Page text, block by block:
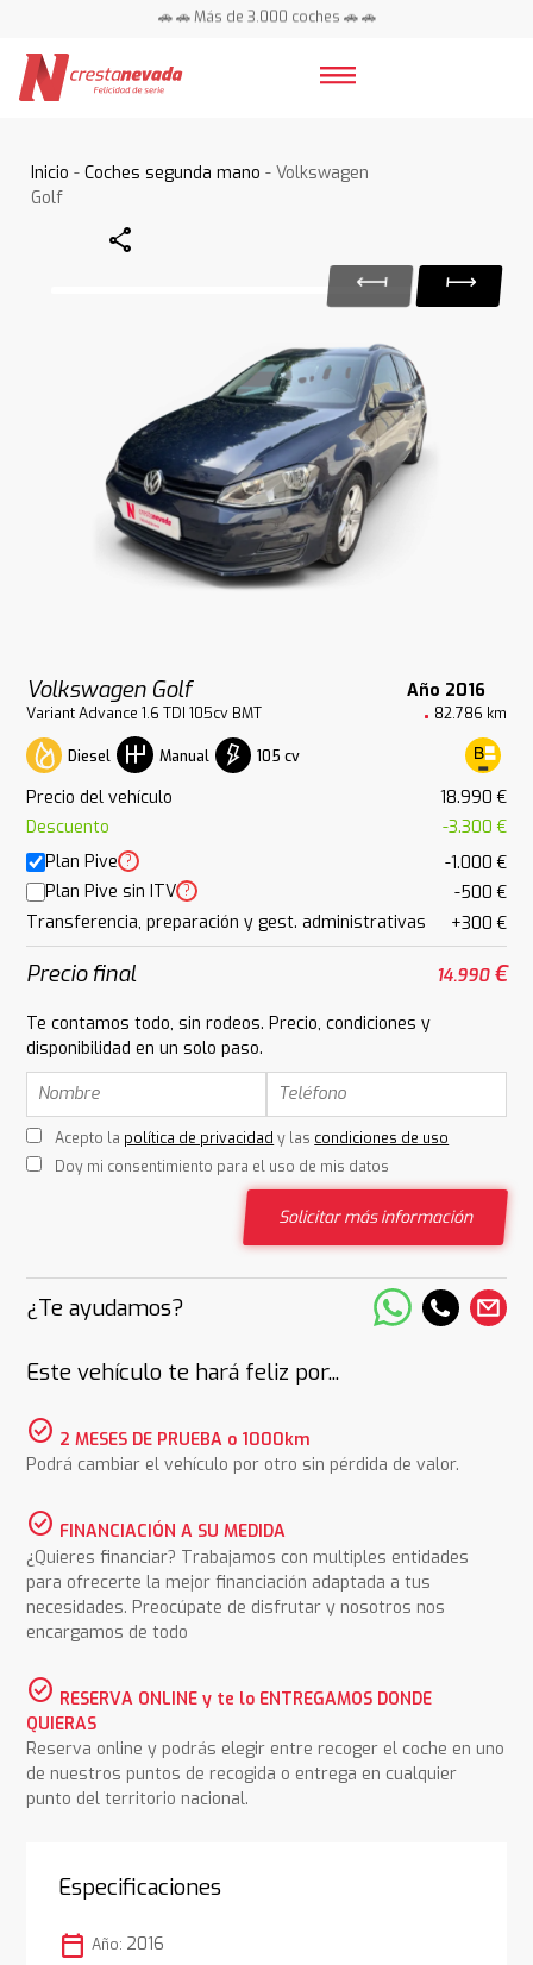
🚗 🚗 Más de 3.000 coches 🚗 🚗
Inicio -Coches segunda mano - Volkswagen
Golf
Share
Volkswagen Golf Año 2016
Variant Advance 1.6 TDI 105cv BMT 82.786 km
Diesel Manual 105 cv
Precio del vehículo
18.990 €
Descuento
-3.300 €
Plan Pive ?
-1.000 €
Plan Pive sin ITV ?
-500 €
Transferencia, preparación y gest. administrativas
+300 €
Precio final 14.990€
Te contamos todo, sin rodeos. Precio, condiciones y
disponibilidad en un solo paso.
Acepto la política de privacidad y las condiciones de uso
Doy mi consentimiento para el uso de mis datos
Solicitar más información
¿Te ayudamos?
Este vehículo te hará feliz por...
check_circle 2 MESES DE PRUEBA o 1000km
Podrá cambiar el vehículo por otro sin pérdida de valor.
check_circle FINANCIACIÓN A SU MEDIDA
¿Quieres financiar? Trabajamos con multiples entidades
para ofrecerte la mejor financiación adaptada a tus
necesidades. Preocúpate de disfrutar y nosotros nos
encargamos de todo
check_circle RESERVA ONLINE y te lo ENTREGAMOS DONDE
QUIERAS
Reserva online y podrás elegir entre recoger el coche en uno
de nuestros puntos de recogida o entrega en cualquier
punto del territorio nacional.
Especificaciones
calendar_today Año: 2016